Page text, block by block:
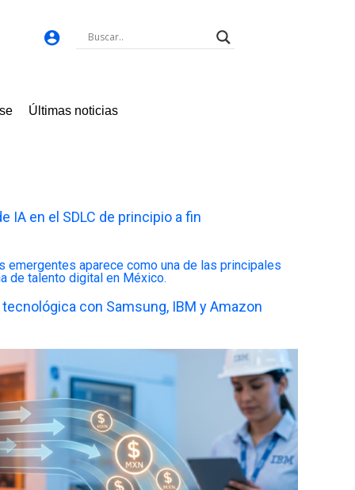
Últimas noticias
IA en el SDLC de principio a fin
con Samsung, IBM y Amazon